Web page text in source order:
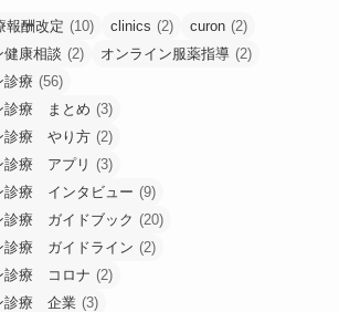
報酬改定 (10) clinics (2) curon (2)
健康相談 (2) オンライン服薬指導 (2)
診療 (56)
診療 まとめ (3)
診療 やり方 (2)
診療 アプリ (3)
診療 インタビュー (9)
診療 ガイドブック (20)
診療 ガイドライン (2)
診療 コロナ (2)
診療 企業 (3)